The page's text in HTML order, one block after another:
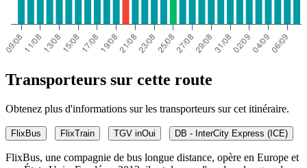
Transporteurs sur cette route
Obtenez plus d'informations sur les transporteurs sur cet itinéraire.
FlixBus FlixTrain TGV inOui DB - InterCity Express (ICE)
FlixBus, une compagnie de bus longue distance, opère en Europe et